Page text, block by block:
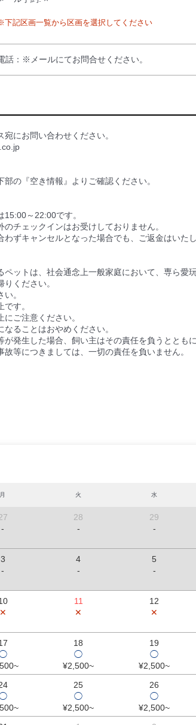
下記区画一覧から区画を選択してください
話：※メールにてお問合せください。
にお問い合わせください。
の『空き情報』よりご確認ください。
～22:00です。
チェックインはお受けしておりません。
わずキャンセルとなった場合でも、ご返金はいた
ペットは、社会通念上一般家庭において、専ら愛
ください。
。
す。
にご注意ください。
ることはおやめください。
が発生した場合、飼い主はその責任を負うととも
故等につきましては、一切の責任を負いません。
月 火 水
-
28
-
29
-
3
-
4
-
5
-
✕
11
✕
12
✕
18
◯
¥2,500~
19
◯
¥2,500~
25
◯
¥2,500~
26
◯
¥2,500~